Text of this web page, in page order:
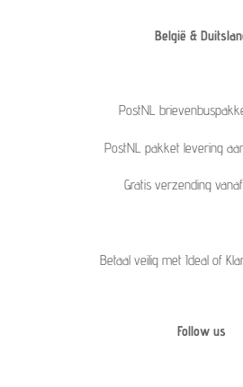
België &
PostNL
PostNL pakket levering
Gratis verzending
Betaal veilig met Ideal of
Follow us